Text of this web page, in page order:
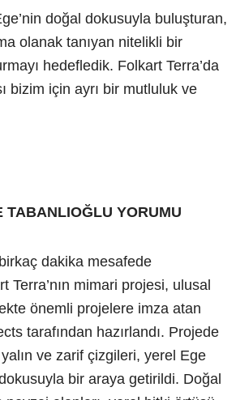
doğal dokusuyla buluşturan,
olanak tanıyan nitelikli bir
hedefledik. Folkart Terra’da
bizim için ayrı bir mutluluk ve
TABANLIOĞLU YORUMU
dakika mesafede
Terra’nın mimari projesi, ulusal
önemli projelere imza atan
tarafından hazırlandı. Projede
ve zarif çizgileri, yerel Ege
bir araya getirildi. Doğal